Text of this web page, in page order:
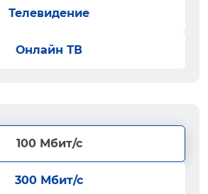
Телевидение
Онлайн ТВ
100 Мбит/с
300 Мбит/с